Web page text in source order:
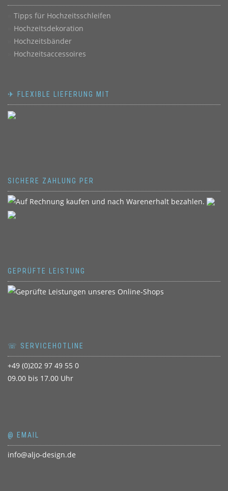
Tipps für Hochzeitsschleifen
Hochzeitsdekoration
Hochzeitsbänder
Hochzeitsaccessoires
✈ FLEXIBLE LIEFERUNG MIT
SICHERE ZAHLUNG PER
GEPRÜFTE LEISTUNG
☏ SERVICEHOTLINE
+49 (0)202 97 49 55 0
09.00 bis 17.00 Uhr
@ EMAIL
info@aljo-design.de